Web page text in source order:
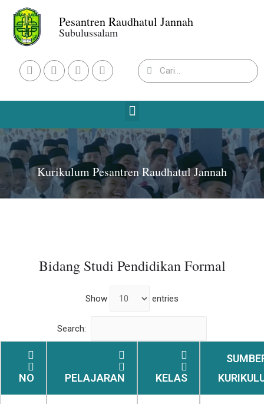
Pesantren Raudhatul Jannah
Subulussalam
Kurikulum Pesantren Raudhatul Jannah
Bidang Studi Pendidikan Formal
Show entries
Search:
NO PELAJARAN KELAS